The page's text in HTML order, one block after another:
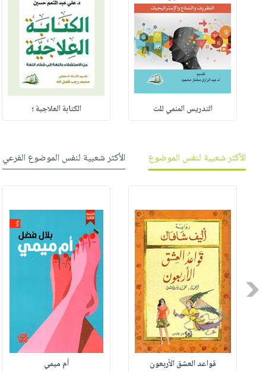
التدريس المنمي للت الكتابة العلاجية ؛
الأكثر شعبية لنفس الموضوع الأكثر شعبية لنفس الموضوع الفرعي
Previous
قواعد العشق الأربعون
أم ميمي